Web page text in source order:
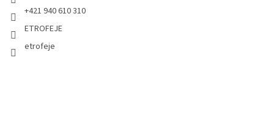
+421 940 610 310
ETROFEJE
etrofeje